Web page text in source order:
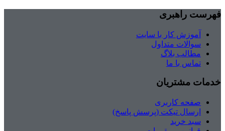
فهرست راهبری
آموزش کار با سایت
سوالات متداول
مطالب بلاگ
تماس با ما
خدمات مشتریان
صفحه کاربری
ارسال تیکت (پرسش پاسخ)
سبد خرید